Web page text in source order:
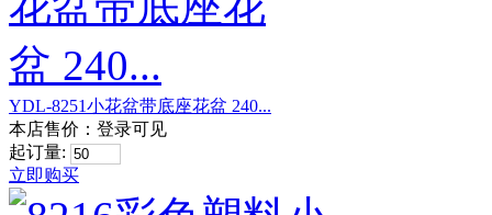
YDL-8251小花盆带底座花盆 240...
本店售价： 登录可见
起订量:
立即购买